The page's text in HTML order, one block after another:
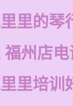
里的琴
州店
里培训